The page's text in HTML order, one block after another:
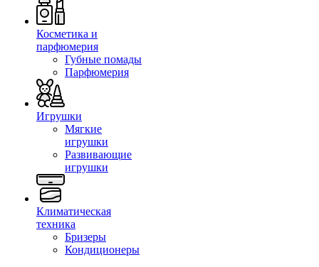
Косметика и
парфюмерия
Губные помады
Парфюмерия
Игрушки
Мягкие
игрушки
Развивающие
игрушки
Климатическая
техника
Бризеры
Кондиционеры